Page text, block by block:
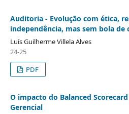
Auditoria - Evolução com ética,
independência, mas sem bola de
Luís Guilherme Villela Alves
24-25
PDF
O impacto do Balanced
Gerencial